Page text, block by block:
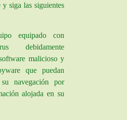
y siga las siguientes
equipado con
debidamente
malicioso y
que puedan
navegación por
alojada en su